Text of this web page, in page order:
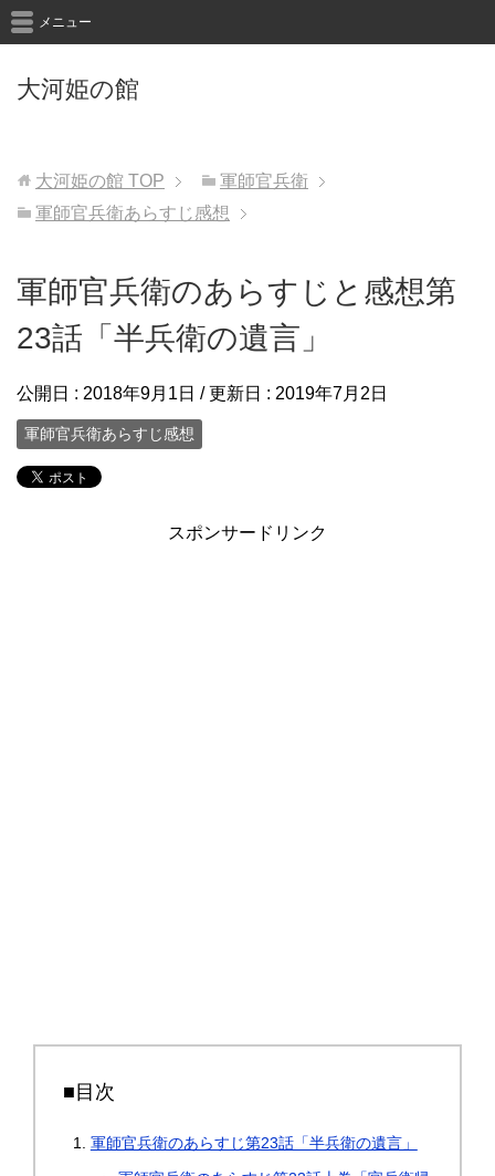
大河姫の館
メニュー
大河姫の館 TOP
軍師官兵衛
軍師官兵衛あらすじ感想
軍師官兵衛のあらすじと感想第
23話「半兵衛の遺言」
公開日 : 2018年9月1日 / 更新日 : 2019年7月2日
軍師官兵衛あらすじ感想
スポンサードリンク
■目次
軍師官兵衛のあらすじ第23話「半兵衛の遺言」